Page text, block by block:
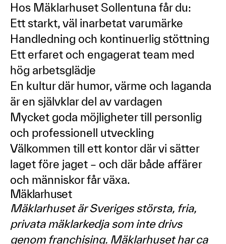
Hos Mäklarhuset Sollentuna får du:
Ett starkt, väl inarbetat varumärke
Handledning och kontinuerlig stöttning
Ett erfaret och engagerat team med
hög arbetsglädje
En kultur där humor, värme och laganda
är en självklar del av vardagen
Mycket goda möjligheter till personlig
och professionell utveckling
Välkommen till ett kontor där vi sätter
laget före jaget – och där både affärer
och människor får växa.
Mäklarhuset
Mäklarhuset är Sveriges största, fria,
privata mäklarkedja som inte drivs
genom franchising. Mäklarhuset har ca